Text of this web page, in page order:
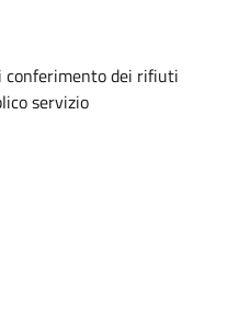
conferimento dei rifiuti
servizio